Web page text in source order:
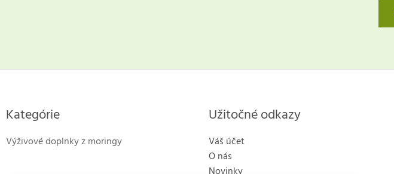
Kategórie
Výživové doplnky z moringy
Užitočné odkazy
Váš účet
O nás